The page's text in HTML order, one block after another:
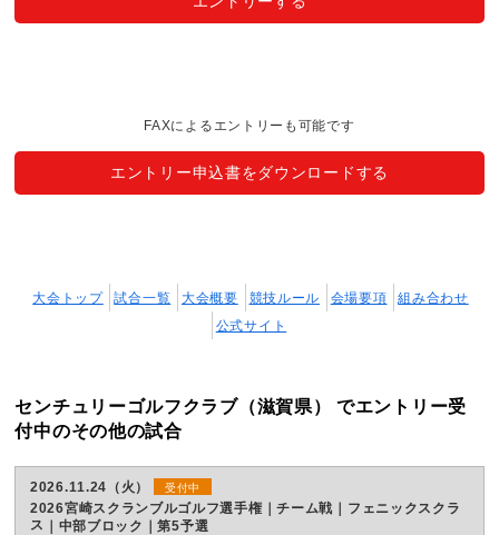
FAXによるエントリーも可能です
エントリー申込書をダウンロードする
大会トップ 試合一覧 大会概要 競技ルール 会場要項
組み合わせ
公式サイト
センチュリーゴルフクラブ（滋賀県） でエントリー受
付中のその他の試合
2026.11.24（火） 受付中
2026宮崎スクランブルゴルフ選手権｜チーム戦｜フェニックスクラ
ス
中部ブロック｜第5予選